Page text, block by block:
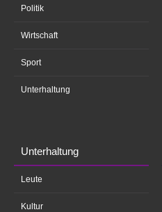
Politik
Wirtschaft
Sport
Unterhaltung
Unterhaltung
Leute
Kultur